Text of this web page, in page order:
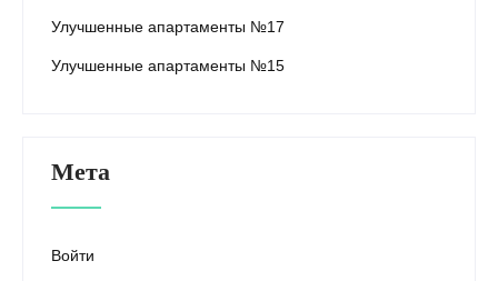
Улучшенные апартаменты №17
Улучшенные апартаменты №15
Мета
Войти